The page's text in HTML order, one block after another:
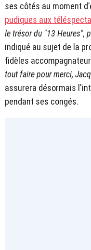
ses côtés au moment
pudiques aux
le trésor du "13 Heures",
indiqué au sujet de la
fidèles
tout faire pour merci,
assurera désormais
pendant ses congés.